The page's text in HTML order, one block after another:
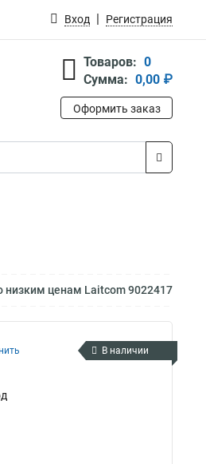
Вход Регистрация
Товаров: 0
Сумма: 0,00 ₽
Оформить заказ
низким ценам Laitcom 9022417
В наличии